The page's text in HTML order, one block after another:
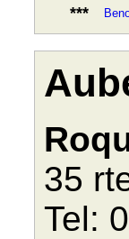
***
35
Tel: